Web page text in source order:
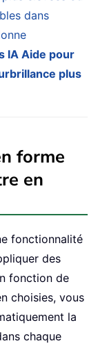
dans
IA Aide pour
plus
forme
en
fonctionnalité
des
fonction de
choisies, vous
la
chaque